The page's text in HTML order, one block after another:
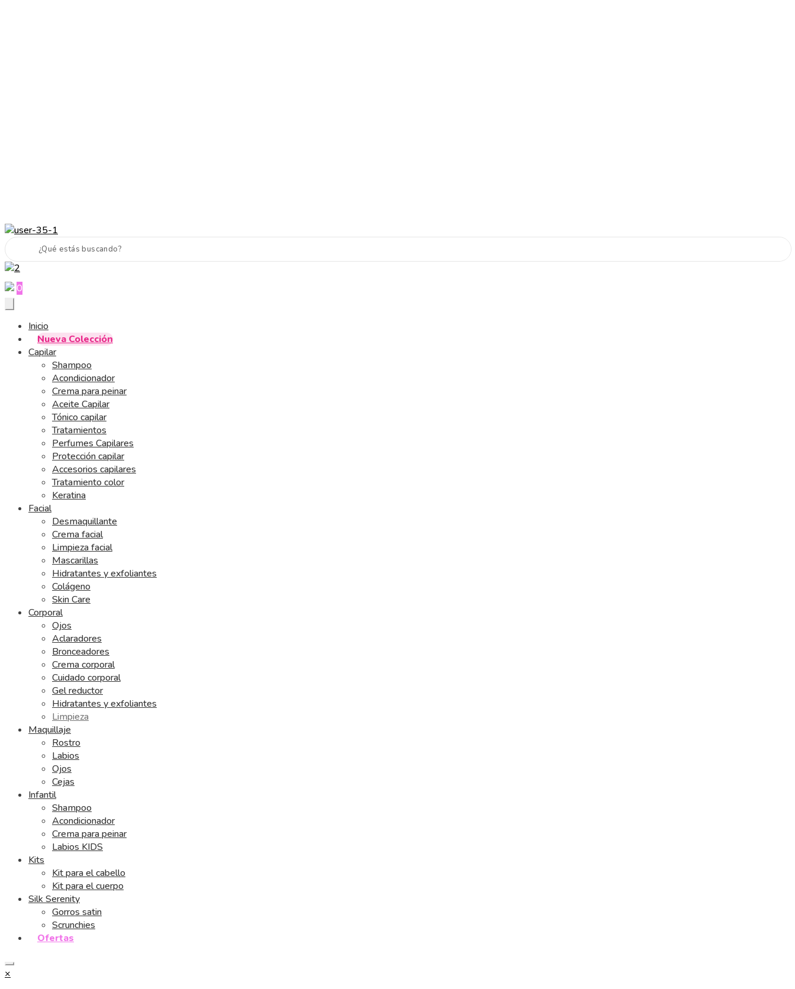
0
Inicio
Nueva Colección
Capilar
Shampoo
Acondicionador
Crema para peinar
Aceite Capilar
Tónico capilar
Tratamientos
Perfumes Capilares
Protección capilar
Accesorios capilares
Tratamiento color
Keratina
Facial
Desmaquillante
Crema facial
Limpieza facial
Mascarillas
Hidratantes y exfoliantes
Colágeno
Skin Care
Corporal
Ojos
Aclaradores
Bronceadores
Crema corporal
Cuidado corporal
Gel reductor
Hidratantes y exfoliantes
Limpieza
Maquillaje
Rostro
Labios
Ojos
Cejas
Infantil
Shampoo
Acondicionador
Crema para peinar
Labios KIDS
Kits
Kit para el cabello
Kit para el cuerpo
Silk Serenity
Gorros satin
Scrunchies
Ofertas
×